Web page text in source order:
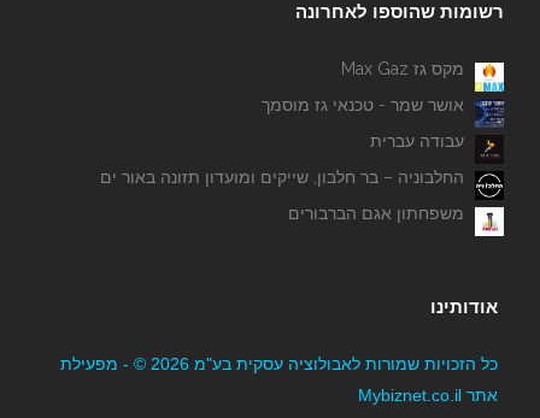
רשומות שהוספו לאחרונה
מקס גז Max Gaz
אושר שמר - טכנאי גז מוסמך
עבודה עברית
החלבוניה – בר חלבון, שייקים ומועדון תזונה באור ים
משפחתון אגם הברבורים
אודותינו
כל הזכויות שמורות לאבולוציה עסקית בע"מ 2026 © - מפעילת
אתר Mybiznet.co.il